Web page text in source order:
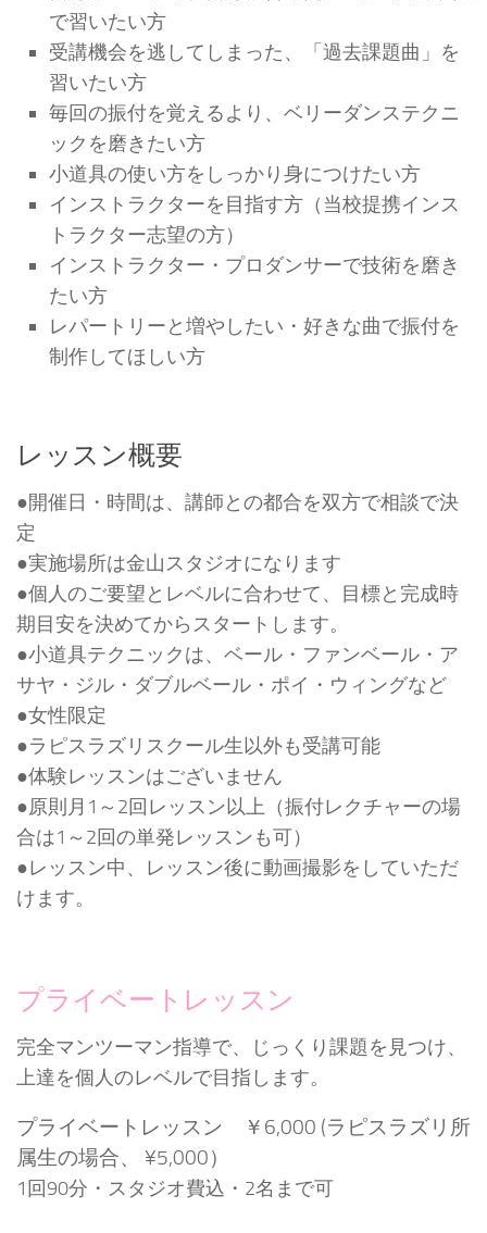
で習いたい方
受講機会を逃してしまった、「過去課題曲」を
習いたい方
毎回の振付を覚えるより、ベリーダンステクニ
ックを磨きたい方
小道具の使い方をしっかり身につけたい方
インストラクターを目指す方（当校提携インス
トラクター志望の方）
インストラクター・プロダンサーで技術を磨き
たい方
レパートリーと増やしたい・好きな曲で振付を
制作してほしい方
レッスン概要
●開催日・時間は、講師との都合を双方で相談で決
定
●実施場所は金山スタジオになります
●個人のご要望とレベルに合わせて、目標と完成時
期目安を決めてからスタートします。
●小道具テクニックは、ベール・ファンベール・ア
サヤ・ジル・ダブルベール・ポイ・ウィングなど
●女性限定
●ラピスラズリスクール生以外も受講可能
●体験レッスンはございません
●原則月1～2回レッスン以上（振付レクチャーの場
合は1～2回の単発レッスンも可）
●レッスン中、レッスン後に動画撮影をしていただ
けます。
プライベートレッスン
完全マンツーマン指導で、じっくり課題を見つけ、
上達を個人のレベルで目指します。
プライベートレッスン ￥6,000 (ラピスラズリ所
属生の場合、 ¥5,000）
1回90分・スタジオ費込・2名まで可